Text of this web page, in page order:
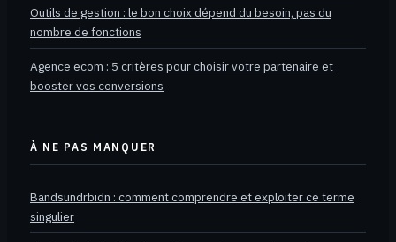
Outils de gestion : le bon choix dépend du besoin, pas du
nombre de fonctions
Agence ecom : 5 critères pour choisir votre partenaire et
booster vos conversions
À NE PAS MANQUER
Bandsundrbidn : comment comprendre et exploiter ce terme
singulier